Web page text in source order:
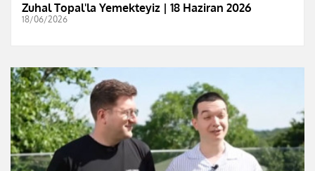
Zuhal Topal'la Yemekteyiz | 18 Haziran 2026
18/06/2026